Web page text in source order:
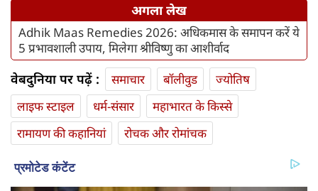
अगला लेख
Adhik Maas Remedies 2026: अधिकमास के समापन करें ये
5 प्रभावशाली उपाय, मिलेगा श्रीविष्‍णु का आशीर्वाद
वेबदुनिया पर पढ़ें : समाचार बॉलीवुड
ज्योतिष
लाइफ स्‍टाइल
धर्म-संसार
महाभारत के किस्से
रामायण की कहानियां
रोचक और रोमांचक